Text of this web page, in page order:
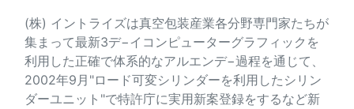
(株) イントライズは真空包装産業各分野専門家たちが
集まって最新3デ−イコンピューターグラフィックを
利用した正確で体系的なアルエンデ−過程を通じて、
2002年9月"ロード可変シリンダーを利用したシリン
ダーユニット"で特許庁に実用新案登録をするなど新